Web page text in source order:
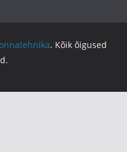
. Kõik õigused